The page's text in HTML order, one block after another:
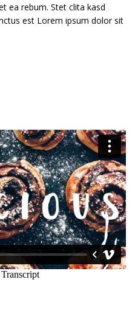
ea rebum. Stet clita kasd
est Lorem ipsum dolor sit